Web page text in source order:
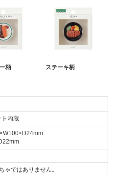
柄 ステーキ柄
内蔵
ゃではありません。